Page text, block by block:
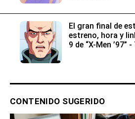
El gran final de
estreno, hora y
9 de “X-Men ’97”
CONTENIDO SUGERIDO